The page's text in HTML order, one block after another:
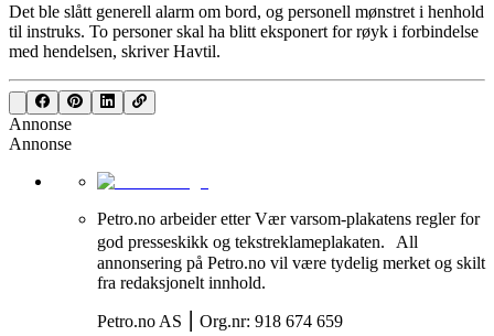
Det ble slått generell alarm om bord, og personell mønstret i henhold
til instruks. To personer skal ha blitt eksponert for røyk i forbindelse
med hendelsen, skriver Havtil.
Annonse
Annonse
Petro.no arbeider etter Vær varsom-plakatens regler for
god presseskikk og tekstreklameplakaten. All
annonsering på Petro.no vil være tydelig merket og skilt
fra redaksjonelt innhold.
Petro.no AS ⎮ Org.nr: 918 674 659